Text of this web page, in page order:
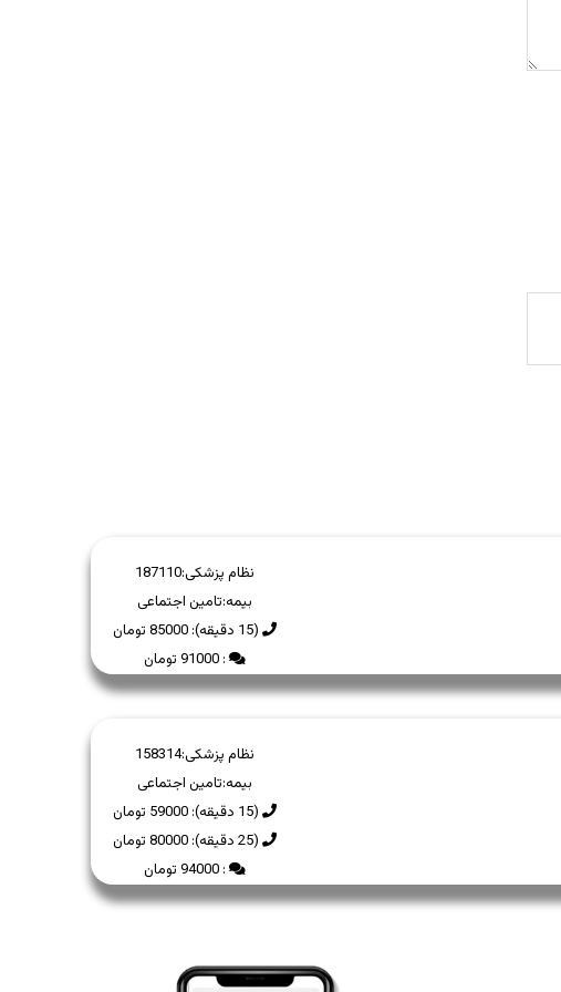
نظام پزشکی:187110
بیمه:تامین اجتماعی
(15 دقیقه): 85000 تومان
: 91000 تومان
نظام پزشکی:158314
بیمه:تامین اجتماعی
(15 دقیقه): 59000 تومان
(25 دقیقه): 80000 تومان
: 94000 تومان